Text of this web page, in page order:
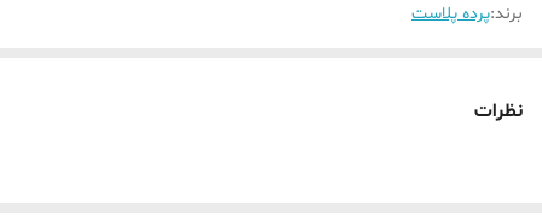
برند:پرده پلاست
نظرات